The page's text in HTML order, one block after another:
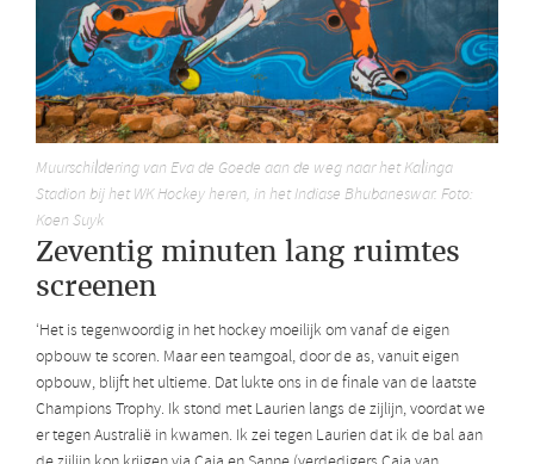
Muurschildering van Eva de Goede aan de weg naar het Kalinga
Stadion bij het WK Hockey heren, in het Indiase Bhubaneswar. Foto:
Koen Suyk
Zeventig minuten lang ruimtes
screenen
‘Het is tegenwoordig in het hockey moeilijk om vanaf de eigen
opbouw te scoren. Maar een teamgoal, door de as, vanuit eigen
opbouw, blijft het ultieme. Dat lukte ons in de finale van de laatste
Champions Trophy. Ik stond met Laurien langs de zijlijn, voordat we
er tegen Australië in kwamen. Ik zei tegen Laurien dat ik de bal aan